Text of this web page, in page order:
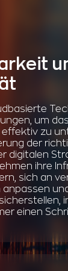
um
zu
der
digitalen
ihre
sich an
einen